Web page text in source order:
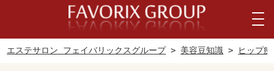
エステサロン フェイバリックスグループ> 美容豆知識 > ヒップ